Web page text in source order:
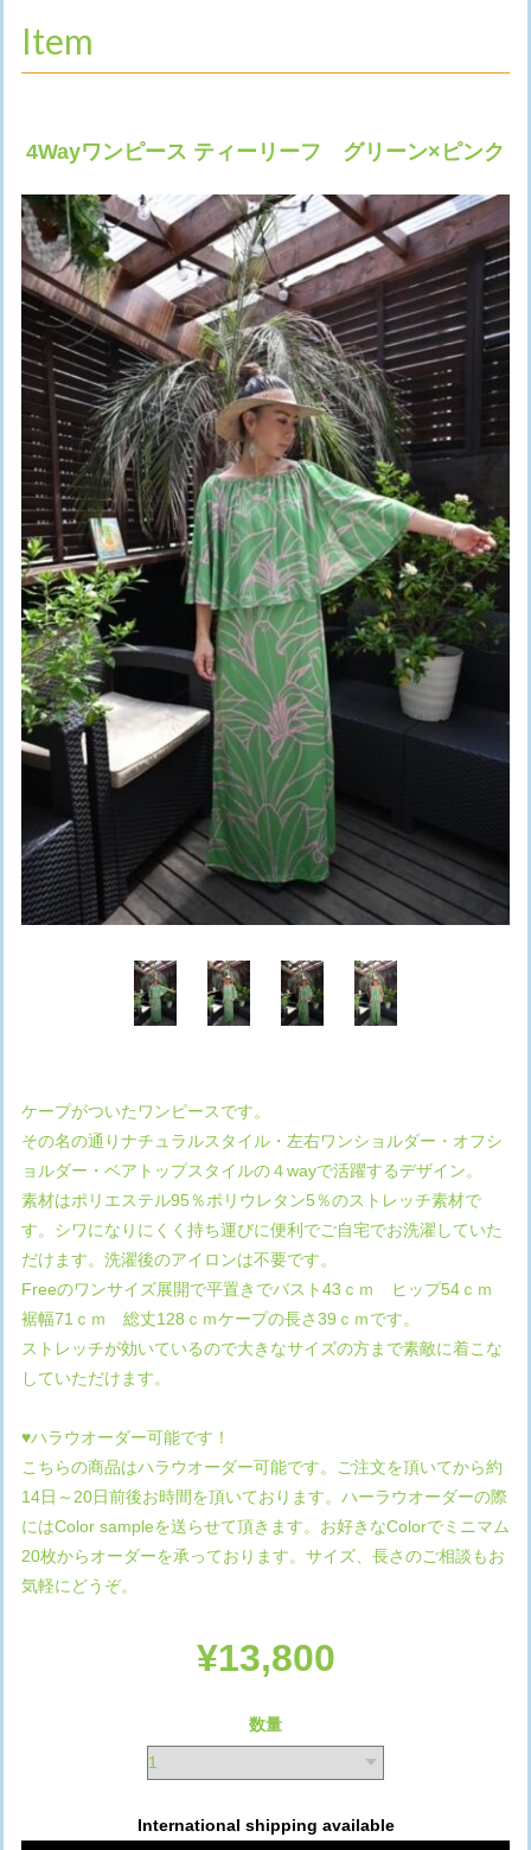
Item
4Wayワンピース ティーリーフ グリーン×ピンク
ケープがついたワンピースです。
その名の通りナチュラルスタイル・左右ワンショルダー・オフシ
ョルダー・ベアトップスタイルの４wayで活躍するデザイン。
素材はポリエステル95％ポリウレタン5％のストレッチ素材で
す。シワになりにくく持ち運びに便利でご自宅でお洗濯していた
だけます。洗濯後のアイロンは不要です。
Freeのワンサイズ展開で平置きでバスト43ｃｍ ヒップ54ｃｍ
裾幅71ｃｍ 総丈128ｃｍケープの長さ39ｃｍです。
ストレッチが効いているので大きなサイズの方まで素敵に着こな
していただけます。
♥ハラウオーダー可能です！
こちらの商品はハラウオーダー可能です。ご注文を頂いてから約
14日～20日前後お時間を頂いております。ハーラウオーダーの際
にはColor sampleを送らせて頂きます。お好きなColorでミニマム
20枚からオーダーを承っております。サイズ、長さのご相談もお
気軽にどうぞ。
¥13,800
数量
International shipping available